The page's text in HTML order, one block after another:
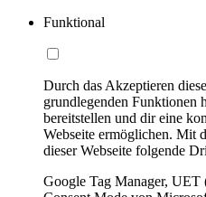
Funktional
Durch das Akzeptieren
grundlegenden Funktionen
bereitstellen und dir eine
Webseite ermöglichen. Mit
dieser Webseite folgende
Google Tag Manager,